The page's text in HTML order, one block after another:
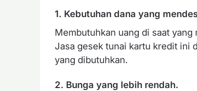
1. Kebutuhan dana yang
Membutuhkan uang di saat
Jasa gesek tunai kartu kredit ini
yang dibutuhkan.
2. Bunga yang lebih rendah.